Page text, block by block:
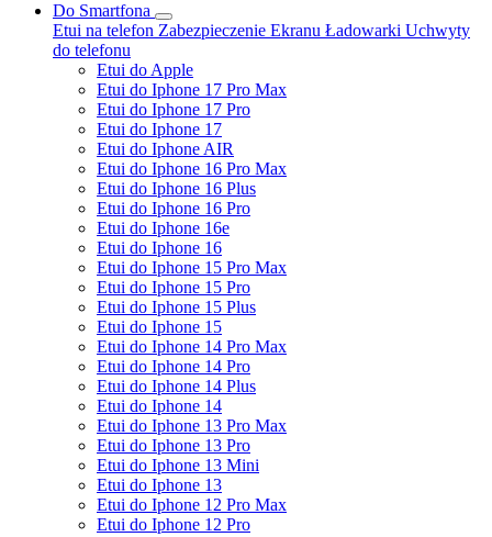
Do Smartfona
Etui na telefon Zabezpieczenie Ekranu Ładowarki Uchwyty
do telefonu
Etui do Apple
Etui do Iphone 17 Pro Max
Etui do Iphone 17 Pro
Etui do Iphone 17
Etui do Iphone AIR
Etui do Iphone 16 Pro Max
Etui do Iphone 16 Plus
Etui do Iphone 16 Pro
Etui do Iphone 16e
Etui do Iphone 16
Etui do Iphone 15 Pro Max
Etui do Iphone 15 Pro
Etui do Iphone 15 Plus
Etui do Iphone 15
Etui do Iphone 14 Pro Max
Etui do Iphone 14 Pro
Etui do Iphone 14 Plus
Etui do Iphone 14
Etui do Iphone 13 Pro Max
Etui do Iphone 13 Pro
Etui do Iphone 13 Mini
Etui do Iphone 13
Etui do Iphone 12 Pro Max
Etui do Iphone 12 Pro